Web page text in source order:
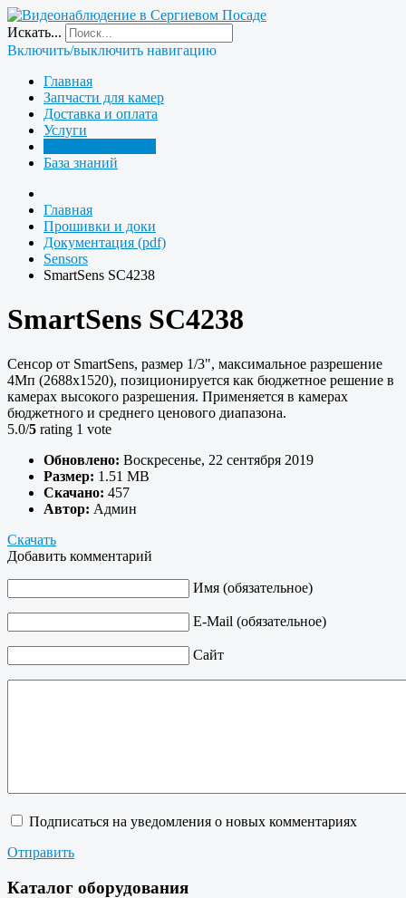
Искать...
Включить/выключить навигацию
Главная
Запчасти для камер
Доставка и оплата
Услуги
База знаний
Главная
Прошивки и доки
Документация (pdf)
Sensors
SmartSens SC4238
SmartSens SC4238
Сенсор от SmartSens, размер 1/3", максимальное разрешение
4Мп (2688x1520), позиционируется как бюджетное решение в
камерах высокого разрешения. Применяется в камерах
бюджетного и среднего ценового диапазона.
5.0/5 rating 1 vote
Обновлено: Воскресенье, 22 сентября 2019
Размер: 1.51 MB
Скачано: 457
Автор: Админ
Скачать
Добавить комментарий
Имя (обязательное)
E-Mail (обязательное)
Сайт
Подписаться на уведомления о новых комментариях
Отправить
Каталог оборудования